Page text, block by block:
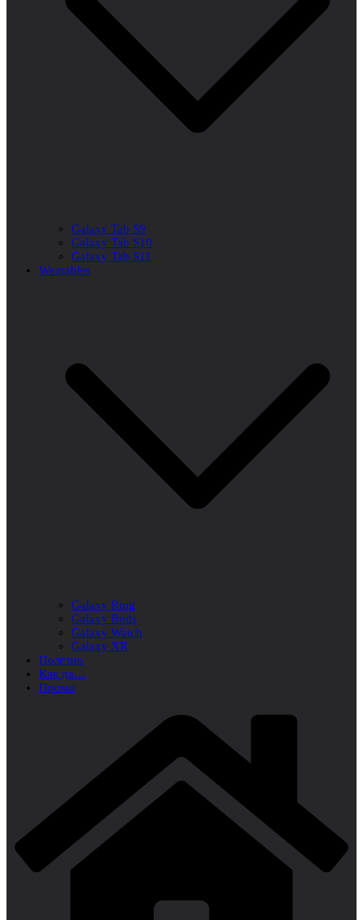
Galaxy Tab S9
Galaxy Tab S10
Galaxy Tab S11
Wearables
Galaxy Ring
Galaxy Buds
Galaxy Watch
Galaxy XR
Полезно
Как да…
Промо